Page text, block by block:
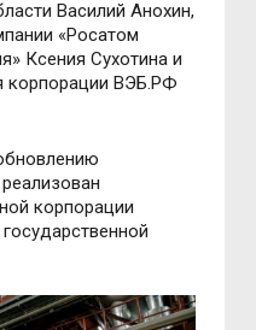
Василий Анохин,
«Росатом
Ксения Сухотина и
корпорации ВЭБ.РФ
корпорации